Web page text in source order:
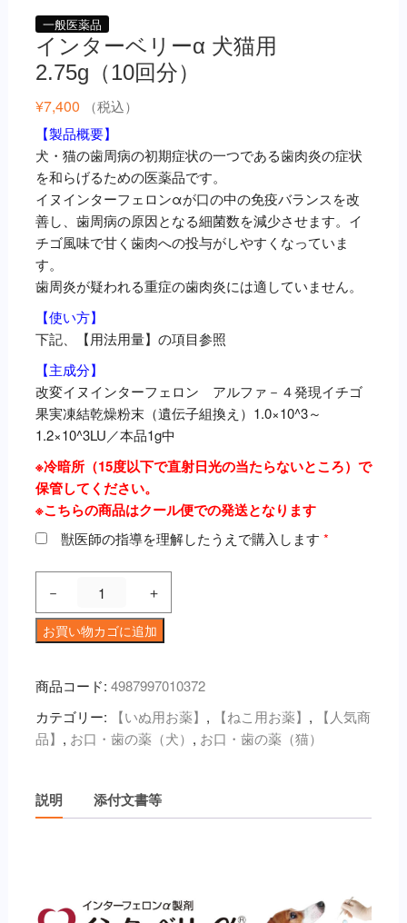
一般医薬品
インターベリーα 犬猫用
2.75g（10回分）
¥7,400
（税込）
【製品概要】
犬・猫の歯周病の初期症状の一つである歯肉炎の症状
を和らげるための医薬品です。
イヌインターフェロンαが口の中の免疫バランスを改
善し、歯周病の原因となる細菌数を減少させます。イ
チゴ風味で甘く歯肉への投与がしやすくなっていま
す。
歯周炎が疑われる重症の歯肉炎には適していません。
【使い方】
下記、【用法用量】の項目参照
【主成分】
改変イヌインターフェロン アルファ－４発現イチゴ
果実凍結乾燥粉末（遺伝子組換え）1.0×10^3～
1.2×10^3LU／本品1g中
※冷暗所（15度以下で直射日光の当たらないところ）で
保管してください。
※こちらの商品はクール便での発送となります
獣医師の指導を理解したうえで購入します *
－
ン
タ
ー
α
＋
お買い物カゴに追加
商品コード: 4987997010372
カテゴリー:
【いぬ用お薬】 , 【ねこ用お薬】 ,
【人気商
品】 , お口・歯の薬（犬） , お口・歯の薬（猫）
説明 添付文書等